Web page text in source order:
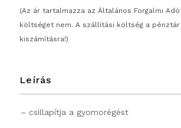
(Az ár tartalmazza az Általános Forgalmi
költséget nem. A szállítási költség a
kiszámításra!)
Leírás
– csillapítja a gyomorégést